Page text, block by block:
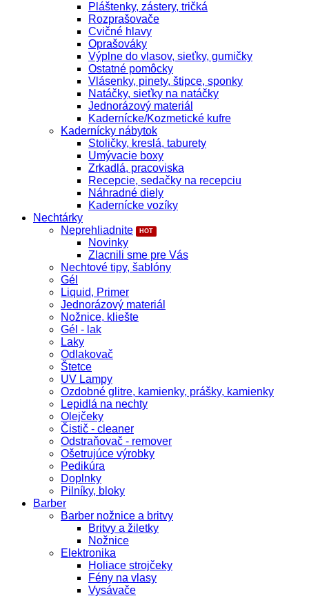
Pláštenky, zástery, tričká
Rozprašovače
Cvičné hlavy
Oprašováky
Výplne do vlasov, sieťky, gumičky
Ostatné pomôcky
Vlásenky, pinety, štipce, sponky
Natáčky, sieťky na natáčky
Jednorázový materiál
Kadernícke/Kozmetické kufre
Kadernícky nábytok
Stoličky, kreslá, taburety
Umývacie boxy
Zrkadlá, pracoviska
Recepcie, sedačky na recepciu
Náhradné diely
Kadernícke vozíky
Nechtárky
Neprehliadnite
Novinky
Zlacnili sme pre Vás
Nechtové tipy, šablóny
Gél
Liquid, Primer
Jednorázový materiál
Nožnice, kliešte
Gél - lak
Laky
Odlakovač
Štetce
UV Lampy
Ozdobné glitre, kamienky, prášky, kamienky
Lepidlá na nechty
Olejčeky
Čistič - cleaner
Odstraňovač - remover
Ošetrujúce výrobky
Pedikúra
Doplnky
Pilníky, bloky
Barber
Barber nožnice a britvy
Britvy a žiletky
Nožnice
Elektronika
Holiace strojčeky
Fény na vlasy
Vysávače